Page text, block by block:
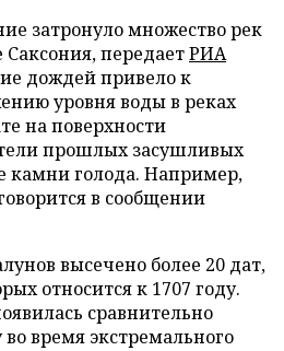
затронуло множество рек
передаетРИА
дождей привело к
уровня воды в реках
на поверхности
прошлых засушливых
камни голода. Например,
в сообщении
высечено более 20 дат,
относится к 1707 году.
сравнительно
во время экстремального